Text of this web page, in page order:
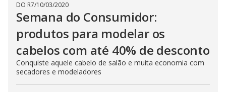
DO R7/10/03/2020
Semana do Consumidor:
produtos para modelar os
cabelos com até 40% de desconto
Conquiste aquele cabelo de salão e muita economia com
secadores e modeladores